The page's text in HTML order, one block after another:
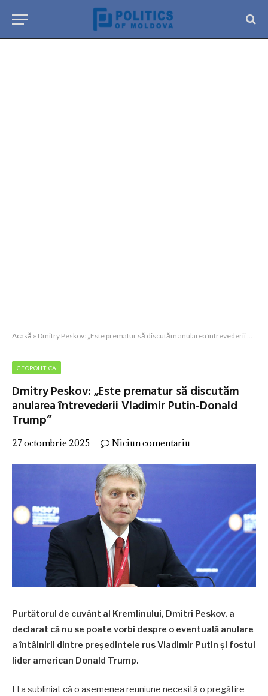
Acasă » Dmitry Peskov: „Este prematur să discutăm anularea întrevederii Vladimir Putin-Donald Trump”
GEOPOLITICA
Dmitry Peskov: „Este prematur să discutăm
anularea întrevederii Vladimir Putin-Donald
Trump”
27 octombrie 2025 Niciun comentariu
Purtătorul de cuvânt al Kremlinului, Dmitri Peskov, a
declarat că nu se poate vorbi despre o eventuală anulare
a întâlnirii dintre președintele rus Vladimir Putin și fostul
lider american Donald Trump.
El a subliniat că o asemenea reuniune necesită o pregătire